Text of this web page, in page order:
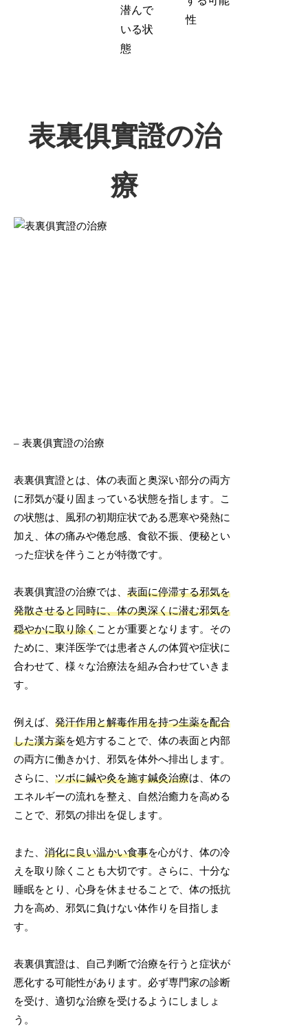
潜んで
いる状
態
性
表裏俱實證の治
療
– 表裏俱實證の治療
表裏俱實證とは、体の表面と奥深い部分の両方
に邪気が凝り固まっている状態を指します。こ
の状態は、風邪の初期症状である悪寒や発熱に
加え、体の痛みや倦怠感、食欲不振、便秘とい
った症状を伴うことが特徴です。
表裏俱實證の治療では、表面に停滞する邪気を
発散させると同時に、体の奥深くに潜む邪気を
穏やかに取り除くことが重要となります。その
ために、東洋医学では患者さんの体質や症状に
合わせて、様々な治療法を組み合わせていきま
す。
例えば、発汗作用と解毒作用を持つ生薬を配合
した漢方薬を処方することで、体の表面と内部
の両方に働きかけ、邪気を体外へ排出します。
さらに、ツボに鍼や灸を施す鍼灸治療は、体の
エネルギーの流れを整え、自然治癒力を高める
ことで、邪気の排出を促します。
また、消化に良い温かい食事を心がけ、体の冷
えを取り除くことも大切です。さらに、十分な
睡眠をとり、心身を休ませることで、体の抵抗
力を高め、邪気に負けない体作りを目指しま
す。
表裏俱實證は、自己判断で治療を行うと症状が
悪化する可能性があります。必ず専門家の診断
を受け、適切な治療を受けるようにしましょ
う。